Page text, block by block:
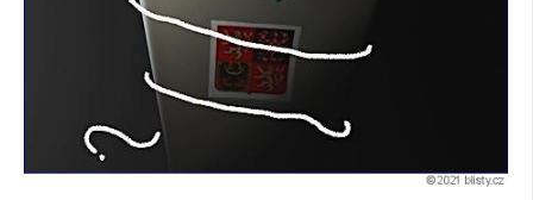
NEJČTENĚJŠÍ ZA 7 DNÍ
PŘÍSPĚVKY NA PROVOZ
SOCIÁLNÍ SÍTĚ